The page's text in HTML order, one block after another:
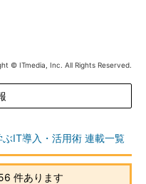
© ITmedia, Inc. All Rights Reserved.
IT導入・活用術 連載一覧
件あります